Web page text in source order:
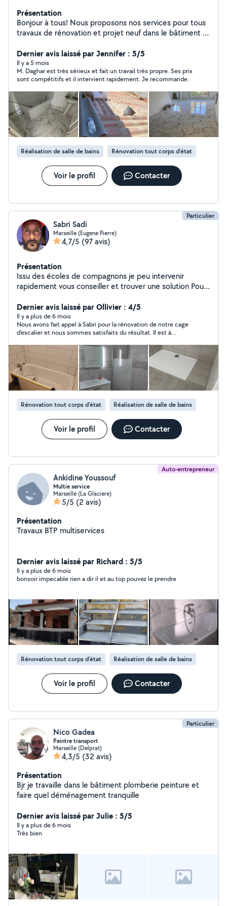
Présentation
Bonjour à tous! Nous proposons nos services pour tous
travaux de rénovation et projet neuf dans le bâtiment et
électricité, carrelage, placo, parquet, toiture,
charpente, peinture, soudure, gouttière, etanchéité,
salle de bain, plafond , isolation intérieure, extérieure,
façade poser des portes et fenêtres, on PVC, double
vitrage et boissons
Dernier avis laissé par Jennifer : 5/5
Il y a 5 mois
M. Daghar est très sérieux et fait un travail très propre. Ses prix
sont compétitifs et il intervient rapidement. Je recommande.
Réalisation de salle de bains Rénovation tout corps d’état
Voir le profil Contacter
Particulier
Sabri Sadi
Marseille (Eugene Pierre)
4,7/5 (97 avis)
Présentation
Issu des écoles de compagnons je peu intervenir
rapidement vous conseiller et trouver une solution Pour
Dernier avis laissé par Ollivier : 4/5
Il y a plus de 6 mois
Nous avons fait appel à Sabri pour la rénovation de notre cage
d'escalier et nous sommes satisfaits du résultat. Il est à
parfaitement aux horaires de la clientèle, ce qui est un vrai
plus. Le gros du travail est réussi : l'escalier est maintenant
praticable, solide et ferme. Quelques détails esthétiques
pourraient être améliorés, mais cela n'enlève rien à la qualité
globale de son travail. Nous recommandons Sabri pour son
professionnalisme et son efficacité.
Rénovation tout corps d’état
Réalisation de salle de bains
Voir le profil Contacter
Auto-entrepreneur
Ankidine Youssouf
Multie service
Marseille (La Glaciere)
5/5 (2 avis)
Présentation
Travaux BTP multiservices
Dernier avis laissé par Richard : 5/5
Il y a plus de 6 mois
bonsoir impecable rien a dir il et au top pouvez le prendre
Rénovation tout corps d’état Réalisation de salle de bains
Voir le profil Contacter
Particulier
Nico Gadea
Peintre transport
Marseille (Delprat)
4,3/5 (32 avis)
Présentation
Bjr je travaille dans le bâtiment plomberie peinture et
faire quel déménagement tranquille
Dernier avis laissé par Julie : 5/5
Il y a plus de 6 mois
Très bien